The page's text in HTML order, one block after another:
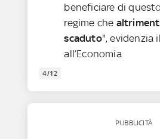
beneficiare di
regime che
scaduto", evidenzia
all’Economia
4/12
PUBBLICITÀ